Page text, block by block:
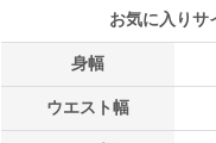
お気に入りサ
身幅
ウエスト幅